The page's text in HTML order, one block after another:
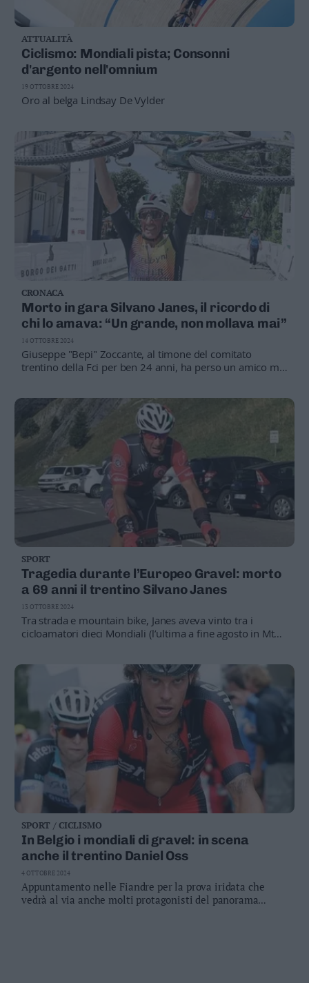
ATTUALITÀ
Ciclismo: Mondiali pista; Consonni
d'argento nell'omnium
Oro al belga Lindsay De Vylder
19 OTTOBRE 2024
CRONACA
Morto in gara Silvano Janes, il ricordo di
chi lo amava: “Un grande, non mollava mai”
Giuseppe "Bepi" Zoccante, al timone del comitato
trentino della Fci per ben 24 anni, ha perso un amico ma
successi, anche a livello mondiale. Era il migliore nella
sua categoria»
14 OTTOBRE 2024
SPORT
Tragedia durante l’Europeo Gravel: morto
a 69 anni il trentino Silvano Janes
Tra strada e mountain bike, Janes aveva vinto tra i
cicloamatori dieci Mondiali (l’ultima a fine agosto in Mtb
13 OTTOBRE 2024
SPORT / CICLISMO
In Belgio i mondiali di gravel: in scena
anche il trentino Daniel Oss
Appuntamento nelle Fiandre per la prova iridata che
vedrà al via anche molti protagonisti del panorama
4 OTTOBRE 2024